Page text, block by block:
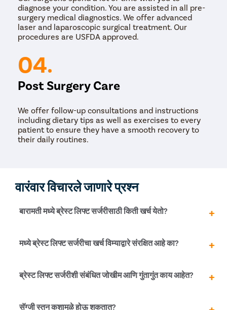
diagnose your condition. You are assisted in all pre-
surgery medical diagnostics. We offer advanced
laser and laparoscopic surgical treatment. Our
procedures are USFDA approved.
04.
Post Surgery Care
We offer follow-up consultations and instructions
including dietary tips as well as exercises to every
patient to ensure they have a smooth recovery to
their daily routines.
वारंवार विचारले जाणारे प्रश्न
बारामती मध्ये ब्रेस्ट लिफ्ट सर्जरीसाठी किती खर्च येतो?
बारामती मध्ये ब्रेस्ट लिफ्ट सर्जरीची किंमत सुमारे रु. 80,000 ते रु.
1,40,000 अंदाजे. प्रक्रियेची अचूक किंमत प्रत्येक रुग्णासाठी वेगळी
सर्जनची फी, हॉस्पिटलचा खर्च इत्यादी घटकांवरही खर्च अवलंबून
असतो.
मध्ये ब्रेस्ट लिफ्ट सर्जरीचा खर्च विम्याद्वारे संरक्षित आहे का?
नाही. स्तन उचलणे सहसा सौंदर्याच्या कारणांसाठी केले जाते,
शस्त्रक्रिया बारामती किंवा भारतातील इतर कोणत्याही cityात
तुम्ही वैद्यकीय कारणांमुळे स्तन उचलून स्तन कमी करत असाल, जसे की
ब्रेस्ट लिफ्ट सर्जरीशी संबंधित जोखीम आणि गुंतागुंत काय आहेत?
स्तन उचलण्याची शस्त्रक्रिया खालील धोके दर्शवते:
सॅग्जी स्तन कशामुळे होऊ शकतात?